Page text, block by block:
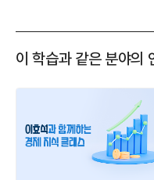
이 학습과 같은 분야의